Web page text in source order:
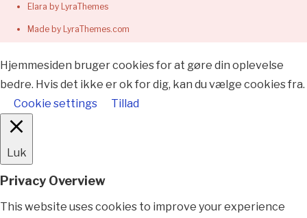
Elara by LyraThemes
Made by LyraThemes.com
Hjemmesiden bruger cookies for at gøre din oplevelse
bedre. Hvis det ikke er ok for dig, kan du vælge cookies fra.
Cookie settings
Tillad
Luk
Privacy Overview
This website uses cookies to improve your experience